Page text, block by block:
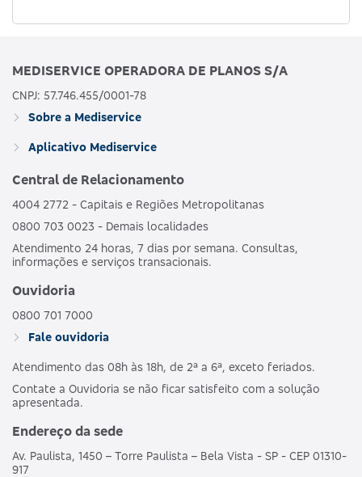
MEDISERVICE OPERADORA DE PLANOS S/A
CNPJ: 57.746.455/0001-78
Sobre a Mediservice
Aplicativo Mediservice
Central de Relacionamento
4004 2772 - Capitais e Regiões Metropolitanas
0800 703 0023 - Demais localidades
Atendimento 24 horas, 7 dias por semana. Consultas,
informações e serviços transacionais.
Ouvidoria
0800 701 7000
Fale ouvidoria
Atendimento das 08h às 18h, de 2ª a 6ª, exceto feriados.
Contate a Ouvidoria se não ficar satisfeito com a solução
apresentada.
Endereço da sede
Av. Paulista, 1450 – Torre Paulista – Bela Vista - SP - CEP 01310-
917